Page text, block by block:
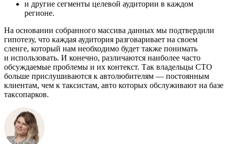
и другие сегменты целевой аудитории в каждом
регионе.
На основании собранного массива данных мы подтвердили
гипотезу, что каждая аудитория разговаривает на своем
сленге, который нам необходимо будет также понимать
и использовать. И конечно, различаются наиболее часто
обсуждаемые проблемы и их контекст. Так владельцы СТО
больше прислушиваются к автолюбителям — постоянным
клиентам, чем к таксистам, авто которых обслуживают на базе
таксопарков.